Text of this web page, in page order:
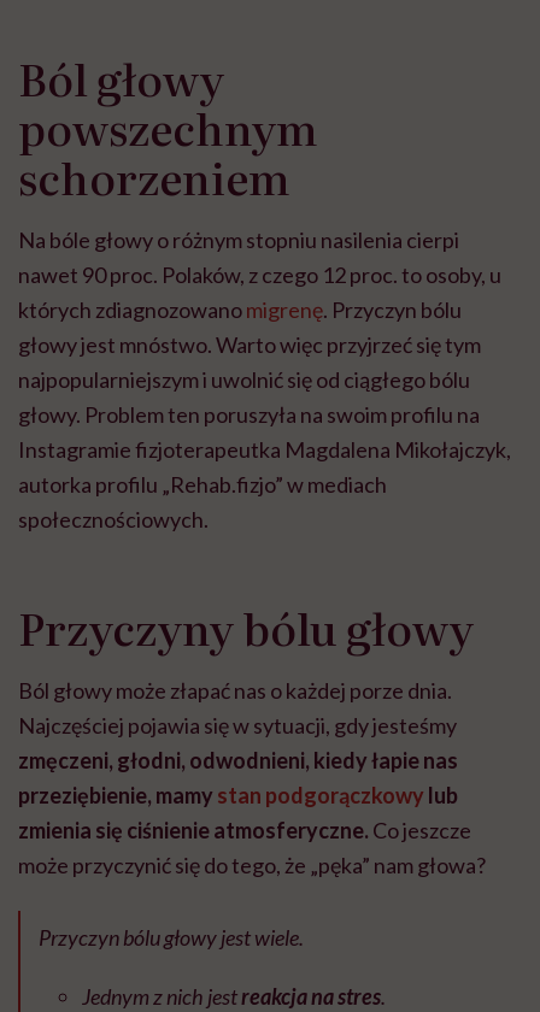
Ból głowy
powszechnym
schorzeniem
Na bóle głowy o różnym stopniu nasilenia cierpi
nawet 90 proc. Polaków, z czego 12 proc. to osoby, u
których zdiagnozowanomigrenę. Przyczyn bólu
głowy jest mnóstwo. Warto więc przyjrzeć się tym
najpopularniejszym i uwolnić się od ciągłego bólu
głowy. Problem ten poruszyła na swoim profilu na
Instagramie fizjoterapeutka Magdalena Mikołajczyk,
autorka profilu „Rehab.fizjo” w mediach
społecznościowych.
Przyczyny bólu głowy
Ból głowy może złapać nas o każdej porze dnia.
Najczęściej pojawia się w sytuacji, gdy jesteśmy
zmęczeni, głodni, odwodnieni, kiedy łapie nas
przeziębienie, mamy stan podgorączkowy lub
zmienia się ciśnienie atmosferyczne. Co jeszcze
może przyczynić się do tego, że „pęka” nam głowa?
Przyczyn bólu głowy jest wiele.
Jednym z nich jestreakcja na stres.